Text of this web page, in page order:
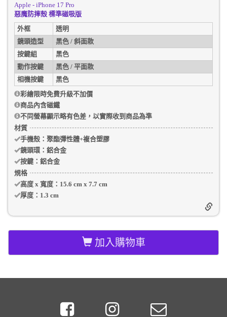
Apple - iPhone 17 Pro
惡魔防摔殼 標準磁吸版
外框
透明
鏡頭造型
黑色 / 斜面款
按鍵組
黑色
動作按鍵
黑色 / 平面款
相機按鍵
黑色
彩繪限時免費升級不加價
商品內含磁鐵
不同螢幕顯示略有色差，以實際收到商品為準
材質
手機殼：聚酯彈性體+複合塑膠
鏡頭環： 鋁合金
按鍵： 鋁合金
規格
高度 x 寬度： 15.6 cm x 7.7 cm
厚度： 1.3 cm
加入購物車